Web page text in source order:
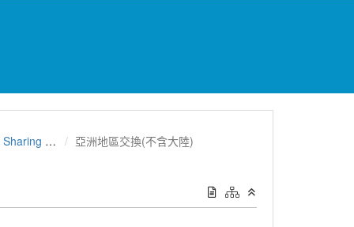
Program 亞洲地區交換(不含大陸)